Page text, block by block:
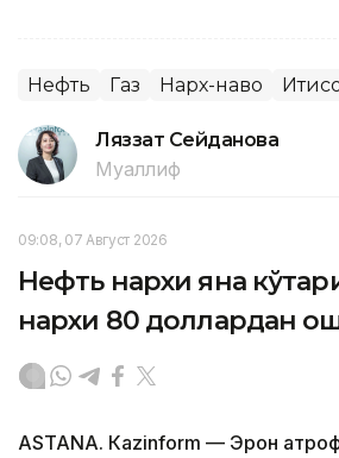
Нефть Газ Нарх-наво
Ляззат Сейданова
Муаллиф
09:08, 07 Август 2026
Нефть нархи яна
нархи 80 доллардан
ASTANА. Кazinform — Эрон